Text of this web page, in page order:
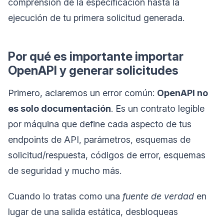
comprensión de la especificación hasta la
ejecución de tu primera solicitud generada.
Por qué es importante importar
OpenAPI y generar solicitudes
Primero, aclaremos un error común: OpenAPI no
es solo documentación. Es un contrato legible
por máquina que define cada aspecto de tus
endpoints de API, parámetros, esquemas de
solicitud/respuesta, códigos de error, esquemas
de seguridad y mucho más.
Cuando lo tratas como una fuente de verdad en
lugar de una salida estática, desbloqueas